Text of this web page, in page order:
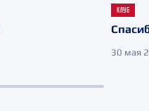
КЛУБ
30 мая